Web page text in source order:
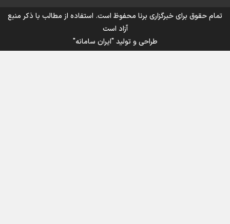
تمام حقوق برای خبرگزاری برنا محفوظ است. استفاده از مطالب با ذکر منبع
آزاد است
طراحی و تولید"ایران سامانه"